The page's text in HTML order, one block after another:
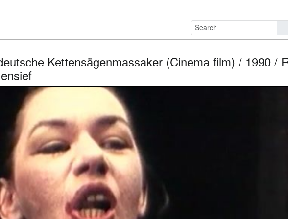
Kettensägenmassaker (Cinema film) / 1990 /